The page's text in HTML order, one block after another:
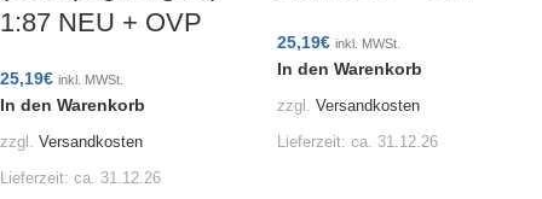
1:87 NEU + OVP
25,19€ inkl. MWSt.
In den Warenkorb
zzgl. Versandkosten
Lieferzeit: ca. 31.12.26
25,19€ inkl. MWSt.
In den Warenkorb
zzgl. Versandkosten
Lieferzeit: ca. 31.12.26